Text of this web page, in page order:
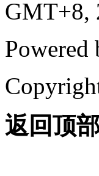
GMT+8,
Powered
返回顶